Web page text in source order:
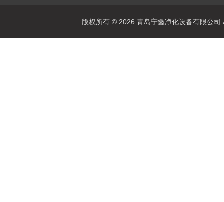
版权所有 © 2026 青岛宁鑫净化设备有限